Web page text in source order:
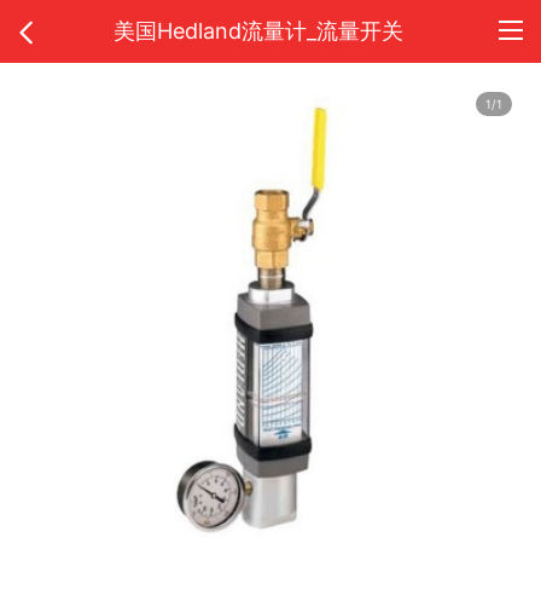
美国Hedland流量计_流量开关
1/1